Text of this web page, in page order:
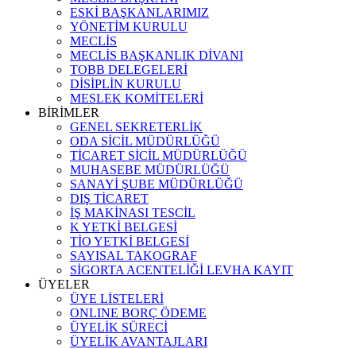
ESKİ BAŞKANLARIMIZ
YÖNETİM KURULU
MECLİS
MECLİS BAŞKANLIK DİVANI
TOBB DELEGELERİ
DİSİPLİN KURULU
MESLEK KOMİTELERİ
BİRİMLER
GENEL SEKRETERLİK
ODA SİCİL MÜDÜRLÜĞÜ
TİCARET SİCİL MÜDÜRLÜĞÜ
MUHASEBE MÜDÜRLÜĞÜ
SANAYİ ŞUBE MÜDÜRLÜĞÜ
DIŞ TİCARET
İŞ MAKİNASI TESCİL
K YETKİ BELGESİ
TİO YETKİ BELGESİ
SAYISAL TAKOGRAF
SİGORTA ACENTELİĞİ LEVHA KAYIT
ÜYELER
ÜYE LİSTELERİ
ONLINE BORÇ ÖDEME
ÜYELİK SÜRECİ
ÜYELİK AVANTAJLARI